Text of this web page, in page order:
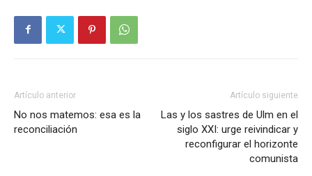
Artículo anterior
No nos matemos: esa es la
reconciliación
Artículo siguiente
Las y los sastres de Ulm en el
siglo XXI: urge reivindicar y
reconfigurar el horizonte
comunista